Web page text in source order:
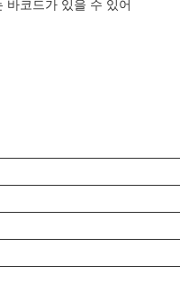
바코드가 있을 수 있어